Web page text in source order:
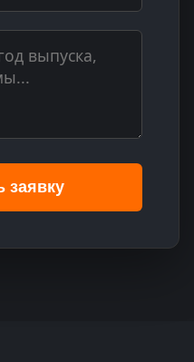
заявку